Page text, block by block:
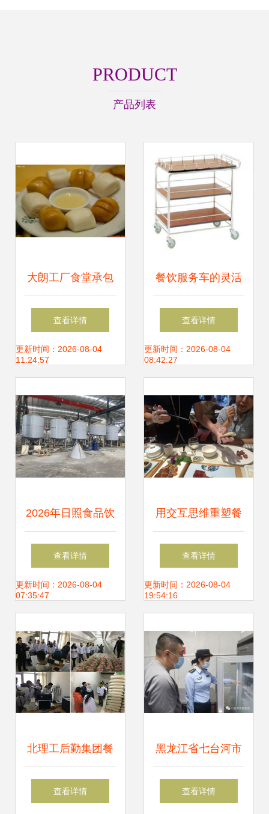
PRODUCT
产品列表
大朗工厂食堂承包
公司 1天3餐高效服
务，助力企业降本
查看详情
更新时间：2026-08-04
11:24:57
餐饮服务车的灵活
之选 三层服务车
C1-23的专业解读
查看详情
更新时间：2026-08-04
08:42:27
2026年日照食品饮
料搅拌设备源头厂
家深度评估与优选
查看详情
更新时间：2026-08-04
07:35:47
用交互思维重塑餐
饮服务的沟通界面
从点单到体验的全
查看详情
更新时间：2026-08-04
19:54:16
北理工后勤集团餐
饮服务中心圆满完
查看详情
黑龙江省七台河市
市场监管局开发区
查看详情